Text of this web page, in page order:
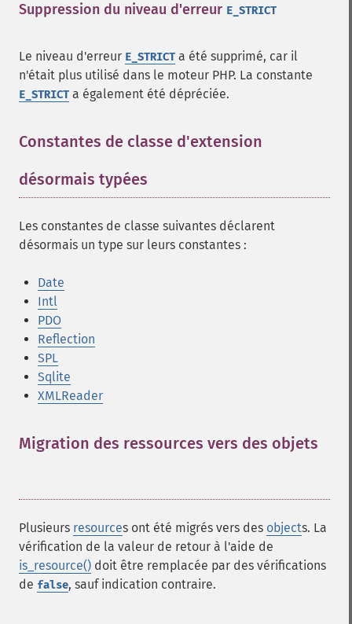
Suppression du niveau d'erreur E_STRICT
Le niveau d'erreur E_STRICT a été supprimé, car il
n'était plus utilisé dans le moteur PHP. La constante
E_STRICT a également été dépréciée.
Constantes de classe d'extension
désormais typées
Les constantes de classe suivantes déclarent
désormais un type sur leurs constantes :
Date
Intl
PDO
Reflection
SPL
Sqlite
XMLReader
Migration des ressources vers des objets
Plusieurs resources ont été migrés vers des objects. La
vérification de la valeur de retour à l'aide de
is_resource() doit être remplacée par des vérifications
de false, sauf indication contraire.